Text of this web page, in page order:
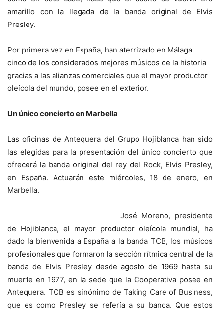
amarillo con la llegada de la banda original de Elvis
Presley.
Por primera vez en España, han aterrizado en Málaga,
cinco de los considerados mejores músicos de la historia
gracias a las alianzas comerciales que el mayor productor
oleícola del mundo, posee en el exterior.
Un único concierto en Marbella
Las oficinas de Antequera del Grupo Hojiblanca han sido
las elegidas para la presentación del único concierto que
ofrecerá la banda original del rey del Rock, Elvis Presley,
en España. Actuarán este miércoles, 18 de enero, en
Marbella.
José Moreno, presidente
de Hojiblanca, el mayor productor oleícola mundial, ha
dado la bienvenida a España a la banda TCB, los músicos
profesionales que formaron la sección rítmica central de la
banda de Elvis Presley desde agosto de 1969 hasta su
muerte en 1977, en la sede que la Cooperativa posee en
Antequera. TCB es sinónimo de Taking Care of Business,
que es como Presley se refería a su banda. Que estos